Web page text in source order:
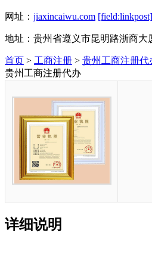
网址： jiaxincaiwu.com [field:linkpost]
地址：贵州省遵义市昆明路浙商大
首页 > 工商注册 > 贵州工商注册代
贵州工商注册代办
详细说明